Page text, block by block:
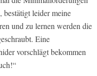
bestätigt leider meine
und zu lernen werden die
Eine
vorschlägt bekommen